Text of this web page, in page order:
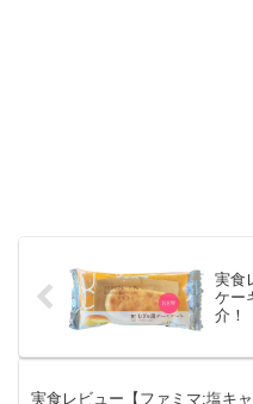
実食
ケー
介！
実食レビュー【ファミマ:塩キ